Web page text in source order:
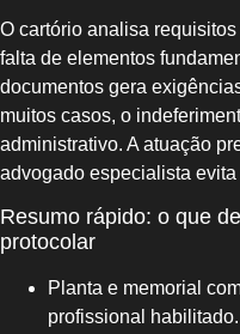
O cartório analisa
falta de elementos
documentos gera
muitos casos, o
administrativo. A atuação
advogado especialista
Resumo rápido: o que
protocolar
Planta e memorial
profissional habilitado.